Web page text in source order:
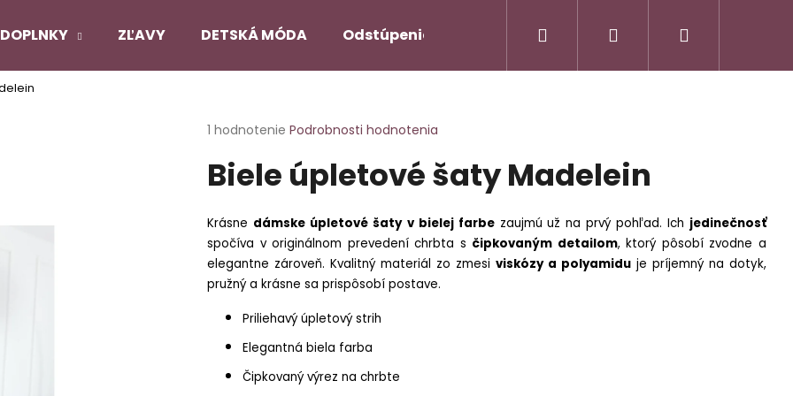
DOPLNKY ZĽAVY DETSKÁ MÓDA Odstúpenie od zmluvy/Vrátenie tovaru Napíšte nám
Hľadať Prihlásenie
Priemerné
produktu
je
5
hviezdičiek.
1 hodnotenie Podrobnosti hodnotenia
Biele úpletové šaty Madelein
Krásne dámske úpletové šaty v bielej farbezaujmú už na prvý pohľad. Ich jedinečnosť
spočíva v originálnom prevedení chrbta s čipkovaným detailom, ktorý pôsobí zvodne a
elegantne zároveň. Kvalitný materiál zo zmesi viskózy a polyamidu je príjemný na dotyk,
pružný a krásne sa prispôsobí postave.
Priliehavý úpletový strih
Elegantná biela farba
Čipkovaný výrez na chrbte
Čo potrebujete nájsť?
HĽADAŤ
SATÉNOVÝ PYŽAMOVÝ TROJKOMPLET -
ČIERNY
Pôvodne:€27,90